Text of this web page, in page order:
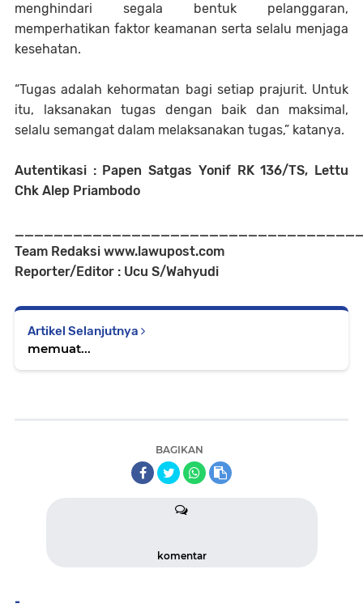
menghindari segala bentuk pelanggaran,
memperhatikan faktor keamanan serta selalu menjaga
kesehatan.
“Tugas adalah kehormatan bagi setiap prajurit. Untuk
itu, laksanakan tugas dengan baik dan maksimal,
selalu semangat dalam melaksanakan tugas,” katanya.
Autentikasi : Papen Satgas Yonif RK 136/TS, Lettu
Chk Alep Priambodo
Team Redaksi www.lawupost.com
Reporter/Editor : Ucu S/Wahyudi
Artikel Selanjutnya
memuat...
BAGIKAN
komentar
-